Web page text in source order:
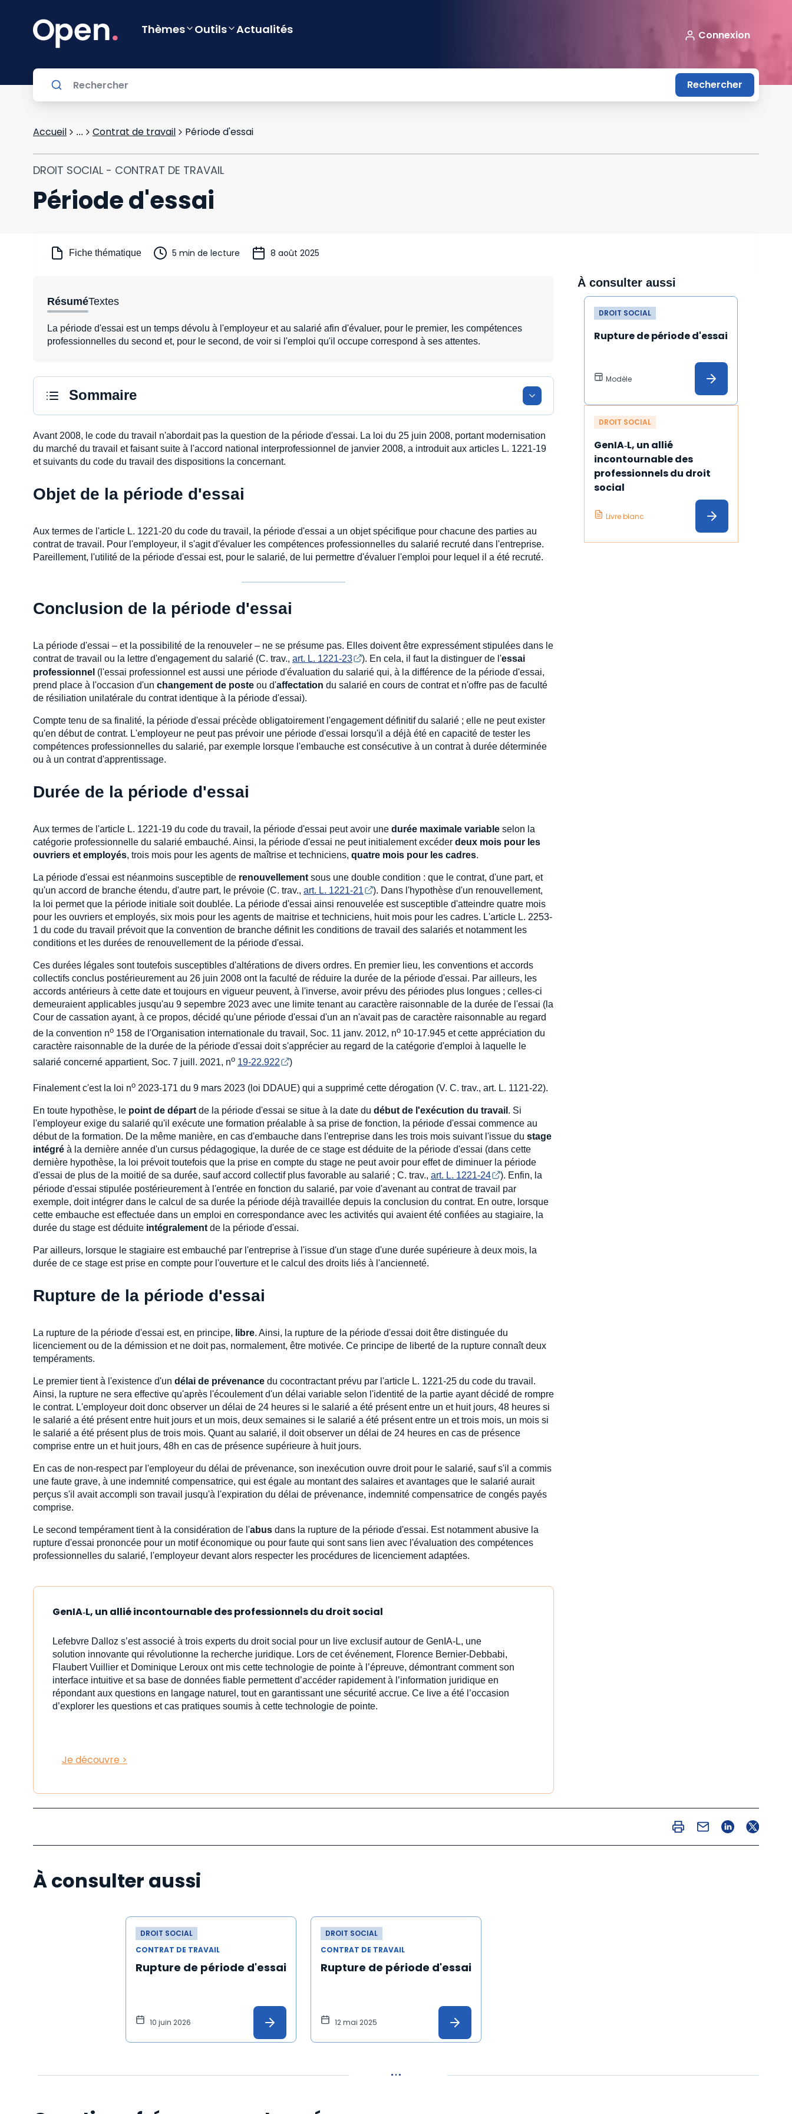
Thèmes Outils Actualités Connexion
Rechercher
Accueil ... Contrat de travail Période d'essai
DROIT SOCIAL - CONTRAT DE TRAVAIL
Période d'essai
Fiche thématique 5 min de lecture 8 août 2025
RésuméTextes
La période d'essai est un temps dévolu à l'employeur et au salarié afin d'évaluer, pour le premier, les compétences
professionnelles du second et, pour le second, de voir si l'emploi qu'il occupe correspond à ses attentes.
Sommaire
Avant 2008, le code du travail n'abordait pas la question de la période d'essai. La loi du 25 juin 2008, portant modernisation
du marché du travail et faisant suite à l'accord national interprofessionnel de janvier 2008, a introduit aux articles L. 1221-19
et suivants du code du travail des dispositions la concernant.
Objet de la période d'essai
Aux termes de l'article L. 1221-20 du code du travail, la période d'essai a un objet spécifique pour chacune des parties au
contrat de travail. Pour l'employeur, il s'agit d'évaluer les compétences professionnelles du salarié recruté dans l'entreprise.
Pareillement, l'utilité de la période d'essai est, pour le salarié, de lui permettre d'évaluer l'emploi pour lequel il a été recruté.
Conclusion de la période d'essai
La période d'essai – et la possibilité de la renouveler – ne se présume pas. Elles doivent être expressément stipulées dans le
contrat de travail ou la lettre d'engagement du salarié (C. trav., art. L. 1221-23 ). En cela, il faut la distinguer de l'essai
professionnel (l'essai professionnel est aussi une période d'évaluation du salarié qui, à la différence de la période d'essai,
prend place à l'occasion d'un changement de poste ou d'affectation du salarié en cours de contrat et n'offre pas de faculté
de résiliation unilatérale du contrat identique à la période d'essai).
Compte tenu de sa finalité, la période d'essai précède obligatoirement l'engagement définitif du salarié ; elle ne peut exister
qu'en début de contrat. L'employeur ne peut pas prévoir une période d'essai lorsqu'il a déjà été en capacité de tester les
compétences professionnelles du salarié, par exemple lorsque l'embauche est consécutive à un contrat à durée déterminée
ou à un contrat d'apprentissage.
Durée de la période d'essai
Aux termes de l'article L. 1221-19 du code du travail, la période d'essai peut avoir une durée maximale variable selon la
catégorie professionnelle du salarié embauché. Ainsi, la période d'essai ne peut initialement excéder deux mois pour les
ouvriers et employés, trois mois pour les agents de maîtrise et techniciens, quatre mois pour les cadres.
La période d'essai est néanmoins susceptible de renouvellement sous une double condition : que le contrat, d'une part, et
qu'un accord de branche étendu, d'autre part, le prévoie (C. trav., art. L. 1221-21
). Dans l'hypothèse d'un renouvellement,
la loi permet que la période initiale soit doublée. La période d'essai ainsi renouvelée est susceptible d'atteindre quatre mois
pour les ouvriers et employés, six mois pour les agents de maitrise et techniciens, huit mois pour les cadres. L'article L. 2253-
1 du code du travail prévoit que la convention de branche définit les conditions de travail des salariés et notamment les
conditions et les durées de renouvellement de la période d'essai.
Ces durées légales sont toutefois susceptibles d'altérations de divers ordres. En premier lieu, les conventions et accords
collectifs conclus postérieurement au 26 juin 2008 ont la faculté de réduire la durée de la période d'essai. Par ailleurs, les
accords antérieurs à cette date et toujours en vigueur peuvent, à l'inverse, avoir prévu des périodes plus longues ; celles-ci
demeuraient applicables jusqu'au 9 sepembre 2023 avec une limite tenant au caractère raisonnable de la durée de l'essai (la
Cour de cassation ayant, à ce propos, décidé qu'une période d'essai d'un an n'avait pas de caractère raisonnable au regard
de la convention no 158 de l'Organisation internationale du travail, Soc. 11 janv. 2012, no 10-17.945 et cette appréciation du
caractère raisonnable de la durée de la période d'essai doit s'apprécier au regard de la catégorie d'emploi à laquelle le
salarié concerné appartient, Soc. 7 juill. 2021, no 19-22.922 )
Finalement c'est la loi no 2023-171 du 9 mars 2023 (loi DDAUE) qui a supprimé cette dérogation (V. C. trav., art. L. 1121-22).
En toute hypothèse, le point de départ de la période d'essai se situe à la date du début de l'exécution du travail . Si
l'employeur exige du salarié qu'il exécute une formation préalable à sa prise de fonction, la période d'essai commence au
début de la formation. De la même manière, en cas d'embauche dans l'entreprise dans les trois mois suivant l'issue du stage
intégré à la dernière année d'un cursus pédagogique, la durée de ce stage est déduite de la période d'essai (dans cette
dernière hypothèse, la loi prévoit toutefois que la prise en compte du stage ne peut avoir pour effet de diminuer la période
d'essai de plus de la moitié de sa durée, sauf accord collectif plus favorable au salarié ; C. trav., art. L. 1221-24
). Enfin, la
période d'essai stipulée postérieurement à l'entrée en fonction du salarié, par voie d'avenant au contrat de travail par
exemple, doit intégrer dans le calcul de sa durée la période déjà travaillée depuis la conclusion du contrat. En outre, lorsque
cette embauche est effectuée dans un emploi en correspondance avec les activités qui avaient été confiées au stagiaire, la
durée du stage est déduite intégralement de la période d'essai.
Par ailleurs, lorsque le stagiaire est embauché par l'entreprise à l'issue d'un stage d'une durée supérieure à deux mois, la
durée de ce stage est prise en compte pour l'ouverture et le calcul des droits liés à l'ancienneté.
Rupture de la période d'essai
La rupture de la période d'essai est, en principe, libre. Ainsi, la rupture de la période d'essai doit être distinguée du
licenciement ou de la démission et ne doit pas, normalement, être motivée. Ce principe de liberté de la rupture connaît deux
tempéraments.
Le premier tient à l'existence d'un délai de prévenance du cocontractant prévu par l'article L. 1221-25 du code du travail.
Ainsi, la rupture ne sera effective qu'après l'écoulement d'un délai variable selon l'identité de la partie ayant décidé de rompre
le contrat. L'employeur doit donc observer un délai de 24 heures si le salarié a été présent entre un et huit jours, 48 heures si
le salarié a été présent entre huit jours et un mois, deux semaines si le salarié a été présent entre un et trois mois, un mois si
le salarié a été présent plus de trois mois. Quant au salarié, il doit observer un délai de 24 heures en cas de présence
comprise entre un et huit jours, 48h en cas de présence supérieure à huit jours.
En cas de non-respect par l'employeur du délai de prévenance, son inexécution ouvre droit pour le salarié, sauf s'il a commis
une faute grave, à une indemnité compensatrice, qui est égale au montant des salaires et avantages que le salarié aurait
perçus s'il avait accompli son travail jusqu'à l'expiration du délai de prévenance, indemnité compensatrice de congés payés
comprise.
Le second tempérament tient à la considération de l'abus dans la rupture de la période d'essai. Est notamment abusive la
rupture d'essai prononcée pour un motif économique ou pour faute qui sont sans lien avec l'évaluation des compétences
professionnelles du salarié, l'employeur devant alors respecter les procédures de licenciement adaptées.
GenIA‑L, un allié incontournable des professionnels du droit social
Lefebvre Dalloz s’est associé à trois experts du droit social pour un live exclusif autour de GenIA‑L, une
solution innovante qui révolutionne la recherche juridique. Lors de cet événement, Florence Bernier-Debbabi,
Flaubert Vuillier et Dominique Leroux ont mis cette technologie de pointe à l’épreuve, démontrant comment son
interface intuitive et sa base de données fiable permettent d’accéder rapidement à l’information juridique en
répondant aux questions en langage naturel, tout en garantissant une sécurité accrue. Ce live a été l’occasion
d’explorer les questions et cas pratiques soumis à cette technologie de pointe.
Je découvre >
À consulter aussi
DROIT SOCIAL
Rupture de période d'essai
Modèle
DROIT SOCIAL
GenIA‑L, un allié
incontournable des
professionnels du droit
social
Livre blanc
À consulter aussi
DROIT SOCIAL
CONTRAT DE TRAVAIL
Rupture de période d'essai
10 juin 2026
DROIT SOCIAL
CONTRAT DE TRAVAIL
Rupture de période d'essai
12 mai 2025